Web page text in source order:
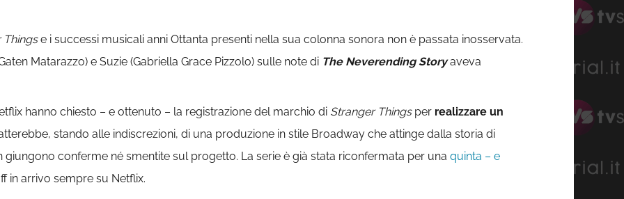
Thingse i successi musicali anni Ottanta presenti nella sua colonna sonora non è passata inosservata.
Matarazzo) e Suzie (Gabriella Grace Pizzolo) sulle note di The Neverending Storyaveva
hanno chiesto – e ottenuto – la registrazione del marchio di Stranger Thingsper realizzare un
stando alle indiscrezioni, di una produzione in stile Broadway che attinge dalla storia di
giungono conferme né smentite sul progetto. La serie è già stata riconfermata per una quinta – e
in arrivo sempre su Netflix.